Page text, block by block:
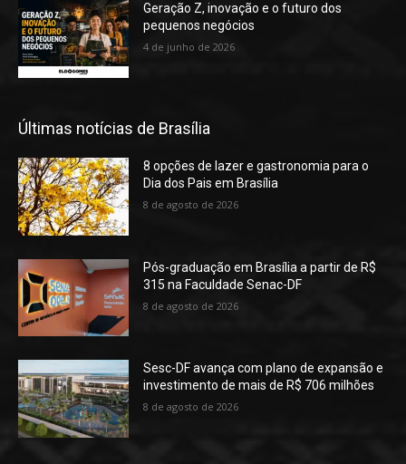
Geração Z, inovação e o futuro dos
pequenos negócios
4 de junho de 2026
Últimas notícias de Brasília
8 opções de lazer e gastronomia para o
Dia dos Pais em Brasília
8 de agosto de 2026
Pós-graduação em Brasília a partir de R$
315 na Faculdade Senac-DF
8 de agosto de 2026
Sesc-DF avança com plano de expansão e
investimento de mais de R$ 706 milhões
8 de agosto de 2026